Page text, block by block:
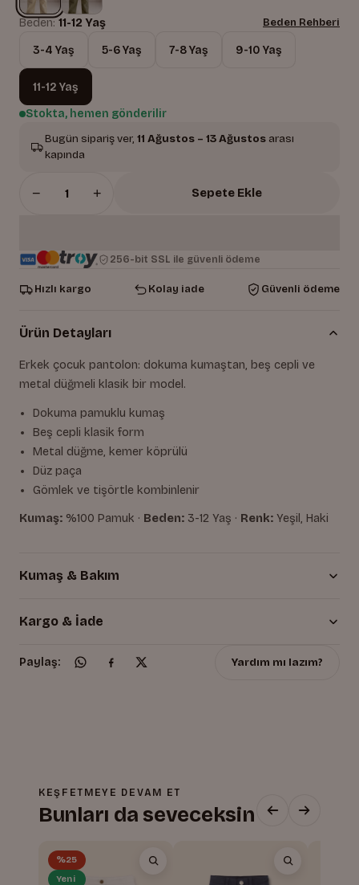
Beden: 11-12 Yaş Beden Rehberi
3-4 Yaş 5-6 Yaş 7-8 Yaş 9-10 Yaş
11-12 Yaş
Stokta, hemen gönderilir
Bugün sipariş ver, 11 Ağustos – 13 Ağustos arası
kapında
− + Sepete Ekle
256-bit SSL ile güvenli ödeme
Hızlı kargo Kolay iade Güvenli ödeme
Ürün Detayları
Erkek çocuk pantolon: dokuma kumaştan, beş cepli ve
metal düğmeli klasik bir model.
Dokuma pamuklu kumaş
Beş cepli klasik form
Metal düğme, kemer köprülü
Düz paça
Gömlek ve tişörtle kombinlenir
Kumaş: %100 Pamuk · Beden: 3-12 Yaş · Renk: Yeşil, Haki
Kumaş & Bakım
Kargo & İade
Paylaş: Yardım mı lazım?
KEŞFETMEYE DEVAM ET
Bunları da seveceksin
%25
Yeni